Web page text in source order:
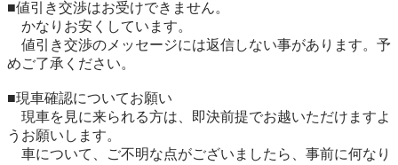
■値引き交渉はお受けできません。
かなりお安くしています。
値引き交渉のメッセージには返信しない事があります。予
めご了承ください。
■現車確認についてお願い
現車を見に来られる方は、即決前提でお越いただけますよ
うお願いします。
車について、ご不明な点がございましたら、事前に何なり